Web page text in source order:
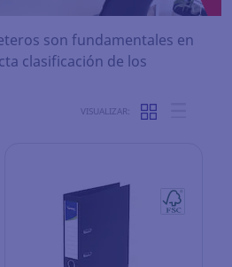
son fundamentales en
clasificación de los
VISUALIZAR: